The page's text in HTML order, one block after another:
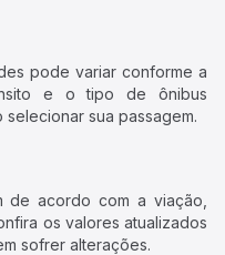
pode variar conforme a
e o tipo de ônibus
sua passagem.
de acordo com a viação,
os valores atualizados
sofrer alterações.